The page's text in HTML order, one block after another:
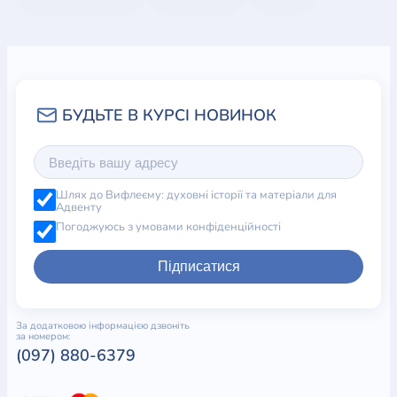
посеред труднощів і гонінь. Автор пропонує
призму сьогодення.
Шлях до Вифлеєму: духовні історії та матеріали для
Адвенту
Погоджуюсь з умовами конфіденційності
Підписатися
За додатковою інформацією дзвоніть
за номером:
(097) 880-6379